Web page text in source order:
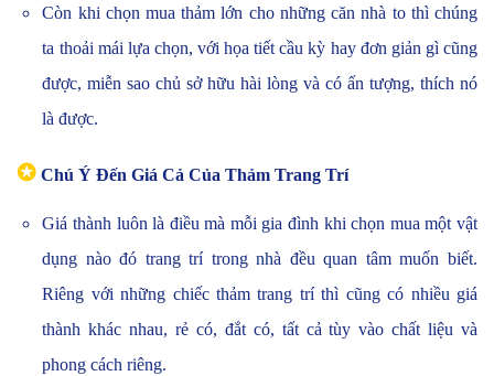
Còn khi chọn mua thảm lớn cho những căn nhà to thì chúng
ta thoải mái lựa chọn, với họa tiết cầu kỳ hay đơn giản gì cũng
được, miễn sao chủ sở hữu hài lòng và có ấn tượng, thích nó
là được.
✪ Chú Ý Đến Giá Cả Của Thảm Trang Trí
Giá thành luôn là điều mà mỗi gia đình khi chọn mua một vật
dụng nào đó trang trí trong nhà đều quan tâm muốn biết.
Riêng với những chiếc thảm trang trí thì cũng có nhiều giá
thành khác nhau, rẻ có, đắt có, tất cả tùy vào chất liệu và
phong cách riêng.